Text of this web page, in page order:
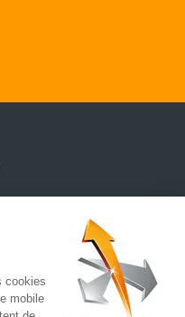
NOS AGENCES
ACTUALITÉS
cookies
mobile